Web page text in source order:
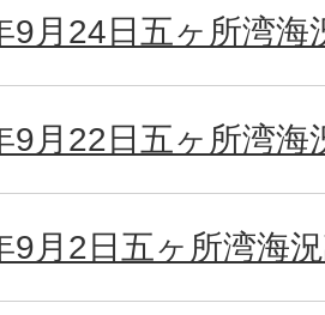
9月24日五ヶ所湾海
9月22日五ヶ所湾海
9月2日五ヶ所湾海